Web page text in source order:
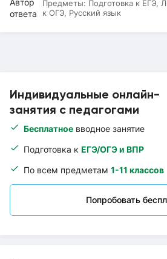
Индивидуальные онлайн-
занятия с педагогами
Бесплатное вводное занятие
Подготовка к ЕГЭ/ОГЭ и ВПР
По всем предметам 1-11 классов
Попробовать
Предметы: Подготовка к ЕГЭ,
к ОГЭ, Русский язык